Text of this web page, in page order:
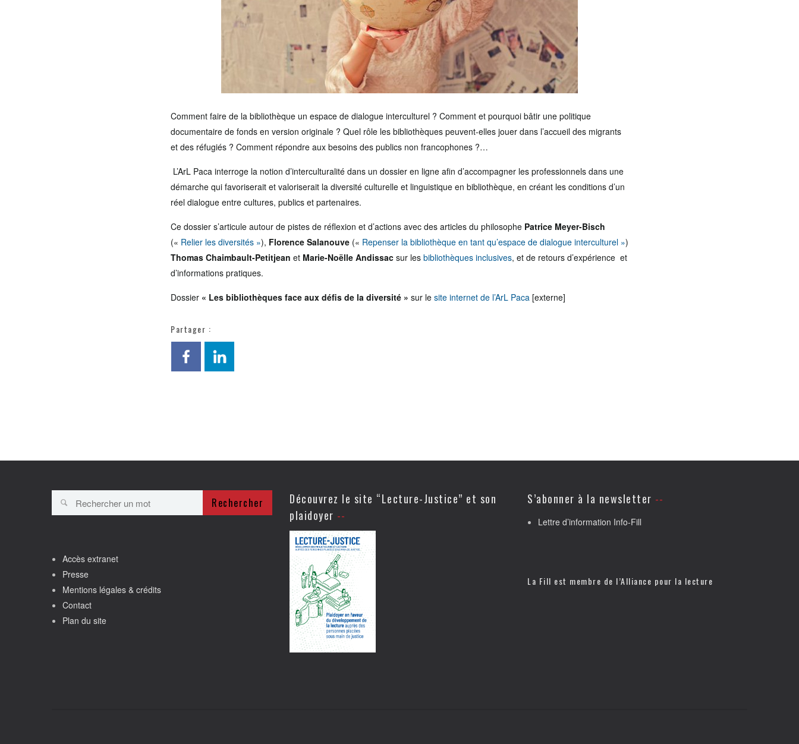
Comment faire de la bibliothèque un espace de dialogue interculturel ? Comment et pourquoi bâtir une politique
documentaire de fonds en version originale ? Quel rôle les bibliothèques peuvent-elles jouer dans l’accueil des migrants
et des réfugiés ? Comment répondre aux besoins des publics non francophones ?…
L’ArL Paca interroge la notion d’interculturalité dans un dossier en ligne afin d’accompagner les professionnels dans une
démarche qui favoriserait et valoriserait la diversité culturelle et linguistique en bibliothèque, en créant les conditions d’un
réel dialogue entre cultures, publics et partenaires.
Ce dossier s’articule autour de pistes de réflexion et d’actions avec des articles du philosophe Patrice Meyer-Bisch
(« Relier les diversités »), Florence Salanouve (« Repenser la bibliothèque en tant qu’espace de dialogue interculturel »)
Thomas Chaimbault-Petitjean et Marie-Noëlle Andissac sur les bibliothèques inclusives, et de retours d’expérience et
d’informations pratiques.
Dossier « Les bibliothèques face aux défis de la diversité » sur le site internet de l’ArL Paca [externe]
Partager :
Rechercher
Accès extranet
Presse
Mentions légales & crédits
Contact
Plan du site
Découvrez le site “Lecture-Justice” et son
plaidoyer
S’abonner à la newsletter
Lettre d’information Info-Fill
La Fill est membre de l’Alliance pour la lecture